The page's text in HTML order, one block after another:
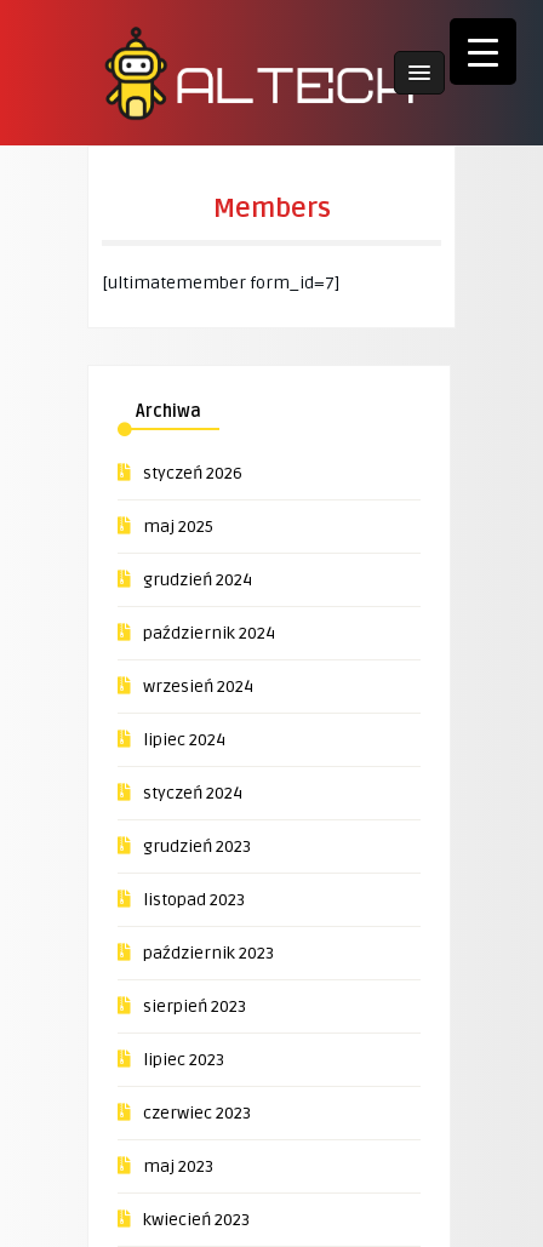
Members
[ultimatemember form_id=7]
Archiwa
styczeń 2026
maj 2025
grudzień 2024
październik 2024
wrzesień 2024
lipiec 2024
styczeń 2024
grudzień 2023
listopad 2023
październik 2023
sierpień 2023
lipiec 2023
czerwiec 2023
maj 2023
kwiecień 2023